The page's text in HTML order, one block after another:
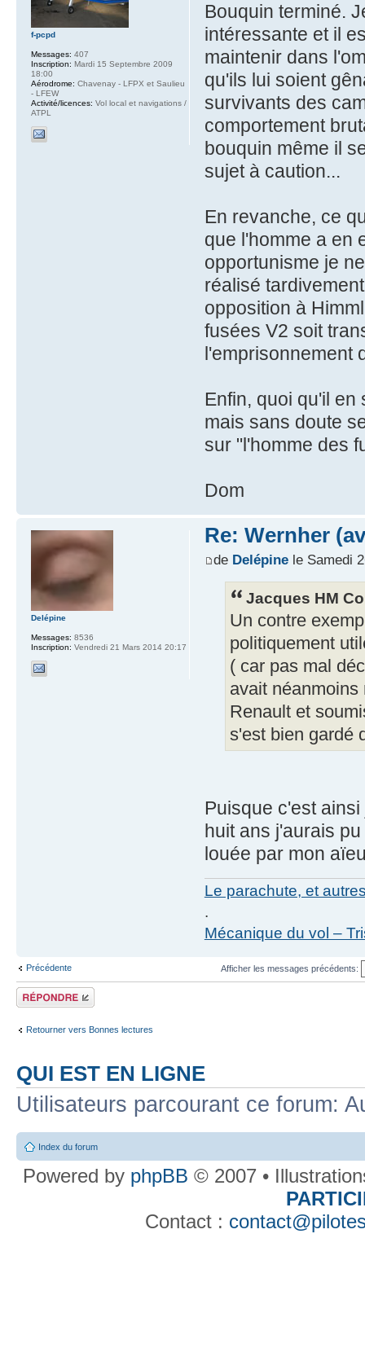
Bouquin terminé.
intéressante et il
maintenir dans
qu'ils lui soient
survivants des
comportement
bouquin même il
sujet à caution...
En revanche, ce
que l'homme a en
opportunisme je
réalisé
opposition à
fusées V2 soit
l'emprisonnement
Enfin, quoi qu'il
mais sans doute
sur "l'homme des
Dom
f-pcpd
Messages: 407
Inscription: Mardi 15 Septembre 2009
18:00
Aérodrome: Chavenay - LFPX et Saulieu
- LFEW
Activité/licences: Vol local et navigations /
ATPL
Re: Wernher
de Delépinele Samedi
Jacques HM
Un contre
politiquement
( car pas mal
avait
Renault et
s'est bien gardé
Puisque c'est
huit ans j'aurais
louée par mon
Le parachute, et
.
Mécanique du vol –
Delépine
Messages: 8536
Inscription: Vendredi 21 Mars 2014 20:17
Précédente Afficher les messages précédents:
Répondre
Retourner vers Bonnes lectures
QUI EST EN LIGNE
Utilisateurs parcourant ce forum:
Index du forum
Powered by phpBB © 2007 •
Contact :